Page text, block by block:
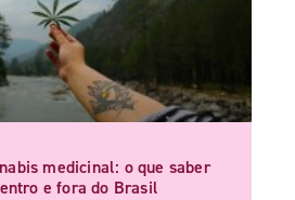
medicinal: o que saber
e fora do Brasil